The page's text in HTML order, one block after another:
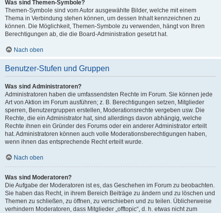
Was sind Themen-Symbole?
Themen-Symbole sind vom Autor ausgewählte Bilder, welche mit einem
Thema in Verbindung stehen können, um dessen Inhalt kennzeichnen zu
können. Die Möglichkeit, Themen-Symbole zu verwenden, hängt von Ihren
Berechtigungen ab, die die Board-Administration gesetzt hat.
Nach oben
Benutzer-Stufen und Gruppen
Was sind Administratoren?
Administratoren haben die umfassendsten Rechte im Forum. Sie können jede
Art von Aktion im Forum ausführen; z. B. Berechtigungen setzen, Mitglieder
sperren, Benutzergruppen erstellen, Moderationsrechte vergeben usw. Die
Rechte, die ein Administrator hat, sind allerdings davon abhängig, welche
Rechte ihnen ein Gründer des Forums oder ein anderer Administrator erteilt
hat. Administratoren können auch volle Moderationsberechtigungen haben,
wenn ihnen das entsprechende Recht erteilt wurde.
Nach oben
Was sind Moderatoren?
Die Aufgabe der Moderatoren ist es, das Geschehen im Forum zu beobachten.
Sie haben das Recht, in ihrem Bereich Beiträge zu ändern und zu löschen und
Themen zu schließen, zu öffnen, zu verschieben und zu teilen. Üblicherweise
verhindern Moderatoren, dass Mitglieder „offtopic“, d. h. etwas nicht zum